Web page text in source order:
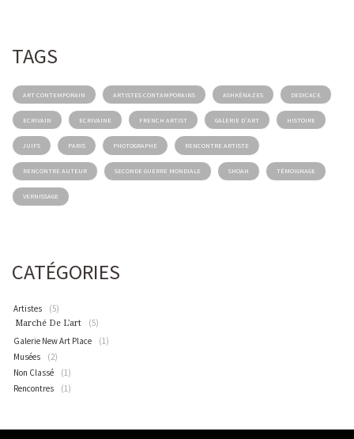
TAGS
ART CONTEMPORAIN ARTISTES CONTAMPORAINS ASHKÉNAZES DEDICACE
ECRIVAIN ECRIVAINE FRENCH ARTIST GALERIE D'ART HISTOIRE
JUIFS PARIS PHOTOGRAPHE RENCONTRE ARTISTE
RENCONTRE AUTEUR SECONDE GUERRE MONDIALE SHOAH TÉMOIGNAGE
VERNISSAGE
CATÉGORIES
Artistes (5)
Marché De L'art
(5)
Galerie New Art Place
(1)
Musées
(2)
Non Classé
(1)
Rencontres
(1)